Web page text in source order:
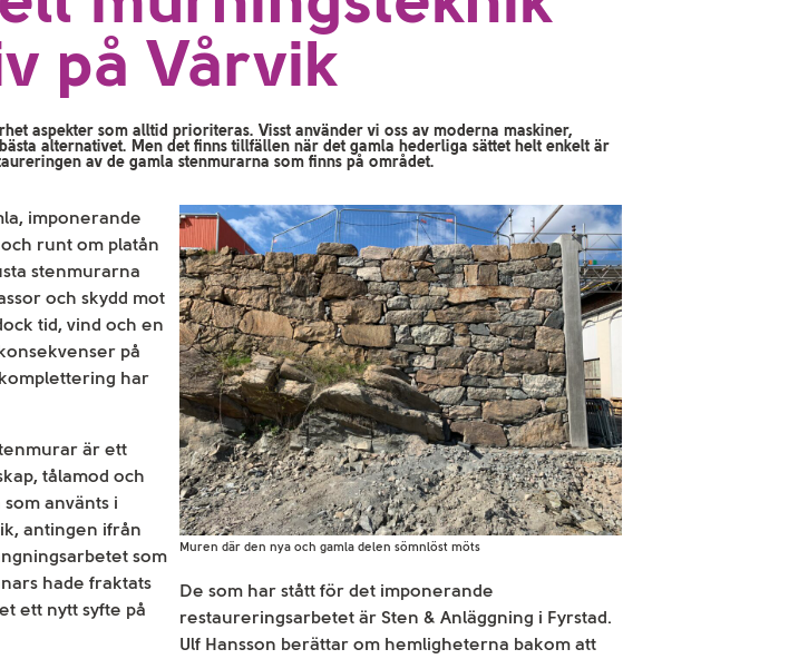
på Vårvik
aspekter som alltid prioriteras. Visst använder vi oss av moderna maskiner,
alternativet. Men det finns tillfällen när det gamla hederliga sättet helt enkelt är
av de gamla stenmurarna som finns på området.
imponerande
runt om platån
stenmurarna
och skydd mot
tid, vind och en
på
har
är ett
tålamod och
använts i
antingen ifrån
som
hade fraktats
ett nytt syfte på
Muren där den nya och gamla delen sömnlöst möts
De som har stått för det imponerande
restaureringsarbetet är Sten & Anläggning i Fyrstad.
Ulf Hansson berättar om hemligheterna bakom att